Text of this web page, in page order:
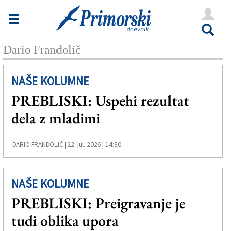
Novice
Goriška
Kultura
Šport
Še
Vreme
Uredništvo
Oglasi
Dario Frandolič
NAŠE KOLUMNE
PREBLISKI: Uspehi rezultat
dela z mladimi
DARIO FRANDOLIČ | 22. jul. 2026 | 14:30
NAŠE KOLUMNE
PREBLISKI: Preigravanje je
tudi oblika upora